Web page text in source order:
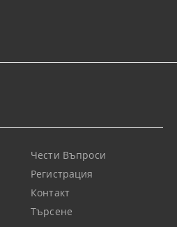
Чести Въпроси
Регистрация
Контакт
Търсене